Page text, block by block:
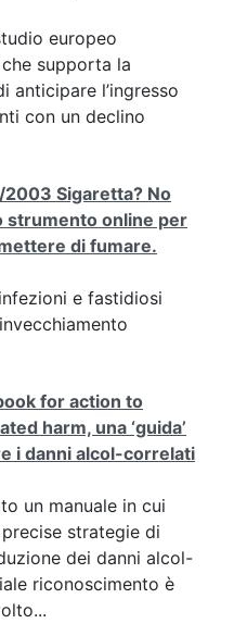
europeo
supporta la
anticipare l’ingresso
con un declino
Sigaretta? No
strumento online per
di fumare.
e fastidiosi
for action to
harm, una ‘guida’
i danni alcol-correlati
un manuale in cui
strategie di
dei danni alcol-
riconoscimento è